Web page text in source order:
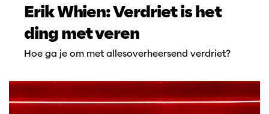
Erik Whien: Verdriet is het
ding met veren
Hoe ga je om met allesoverheersend verdriet?